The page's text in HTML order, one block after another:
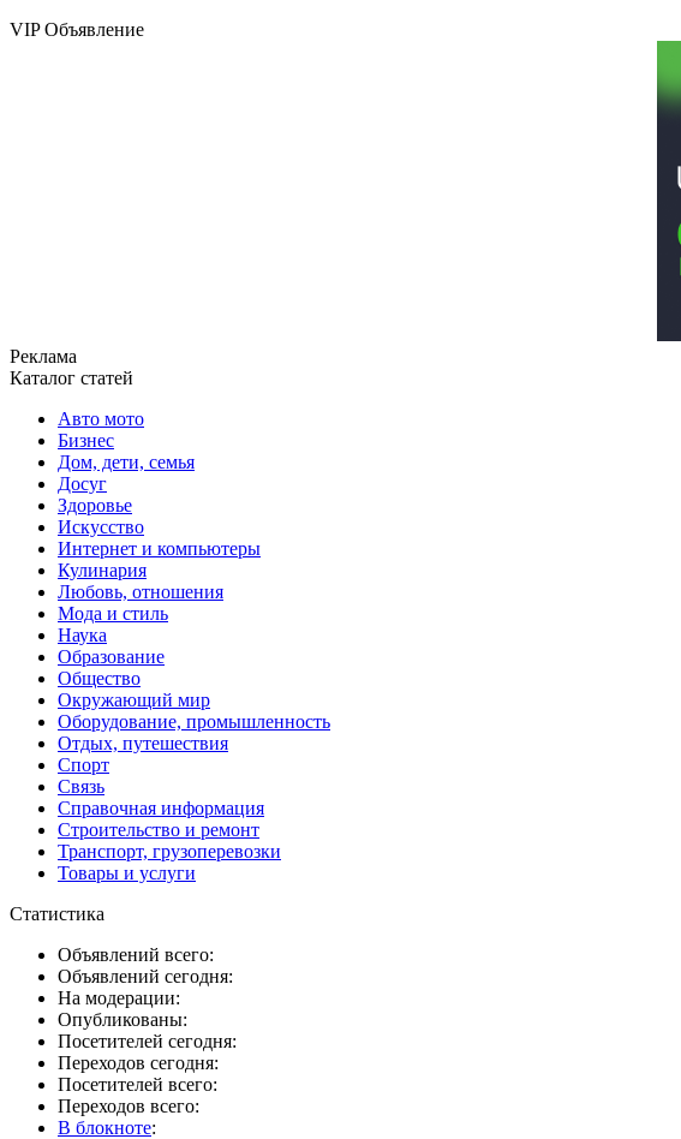
VIP Объявление
Реклама
Каталог статей
Авто мото
Бизнес
Дом, дети, семья
Досуг
Здоровье
Искусство
Интернет и компьютеры
Кулинария
Любовь, отношения
Мода и стиль
Наука
Образование
Общество
Окружающий мир
Оборудование, промышленность
Отдых, путешествия
Спорт
Связь
Справочная информация
Строительство и ремонт
Транспорт, грузоперевозки
Товары и услуги
Статистика
Объявлений всего:
Объявлений сегодня:
На модерации:
Опубликованы:
Посетителей сегодня:
Переходов сегодня:
Посетителей всего:
Переходов всего:
В блокноте: